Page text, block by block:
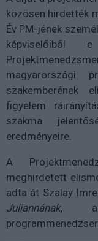
közösen hirdették
Év PM-jének
képviselőiből
magyarországi
szakemberének
figyelem
szakma
eredményeire.
A
meghirdetett
adta át Szalay
Juliannának, a